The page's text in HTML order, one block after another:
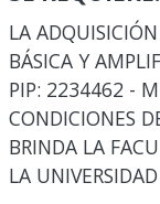
LA
BÁSICA Y
PIP: 2234462 -
CONDICIONES
BRINDA LA
LA